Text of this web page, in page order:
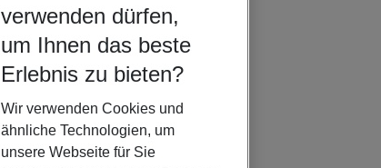
verwenden dürfen,
um Ihnen das beste
Erlebnis zu bieten?
Wir verwenden Cookies und
ähnliche Technologien, um
unsere Webseite für Sie